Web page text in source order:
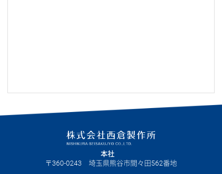
本社
360-0243
埼玉県熊谷市間々田562番地